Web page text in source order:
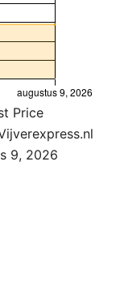
Price
9, 2026